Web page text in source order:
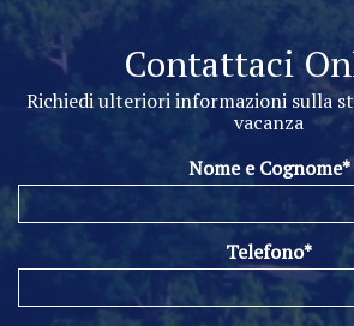
Contattaci
Richiedi ulteriori informazioni sulla
vacanza
Nome e Cognome*
Telefono*